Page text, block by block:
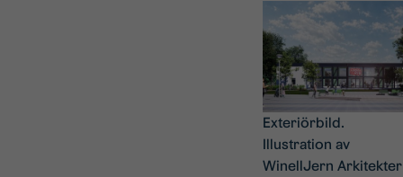
Exteriörbild.
Illustration av
WinellJern Arkitekter